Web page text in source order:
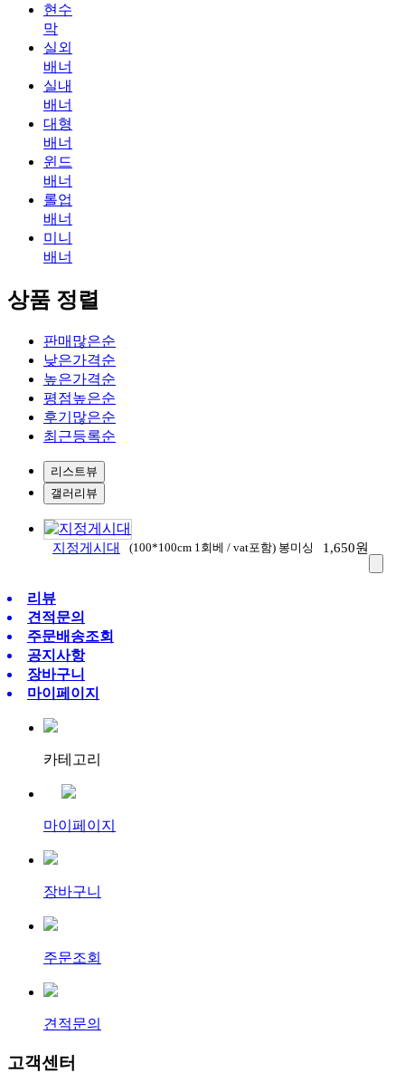
현수
막
실외
배너
실내
배너
대형
배너
윈드
배너
롤업
배너
미니
배너
상품 정렬
판매많은순
낮은가격순
높은가격순
평점높은순
후기많은순
최근등록순
리스트뷰
갤러리뷰
지정게시대 (100*100cm 1회베 / vat포함) 봉미싱 1,650원
리뷰
견적문의
주문배송조회
공지사항
장바구니
마이페이지
카테고리
마이페이지
장바구니
주문조회
견적문의
고객센터